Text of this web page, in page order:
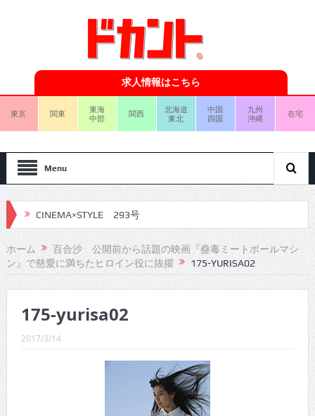
求人情報はこちら
東京 関東
東海
中部
関西
北海道
東北
中国
四国
九州
沖縄
在宅
Menu
CINEMA×STYLE 293号
CINEMA×STYLE 292号
CINEMA×STYLE 291号
CINEMA×STYLE 289号
ホーム
百合沙 公開前から話題の映画『蠱毒ミートボールマシ
ン』で慈愛に満ちたヒロイン役に抜擢
175-YURISA02
175-yurisa02
2017/3/14